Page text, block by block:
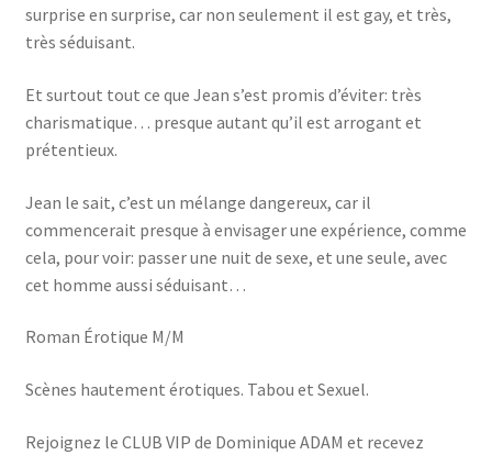
surprise en surprise, car non seulement il est gay, et très,
très séduisant.
Et surtout tout ce que Jean s’est promis d’éviter: très
charismatique… presque autant qu’il est arrogant et
prétentieux.
Jean le sait, c’est un mélange dangereux, car il
commencerait presque à envisager une expérience, comme
cela, pour voir: passer une nuit de sexe, et une seule, avec
cet homme aussi séduisant…
Roman Érotique M/M
Scènes hautement érotiques. Tabou et Sexuel.
Rejoignez le CLUB VIP de Dominique ADAM et recevez